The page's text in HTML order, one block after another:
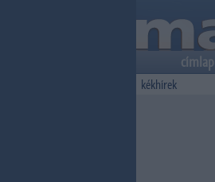
címlap
kékhírek